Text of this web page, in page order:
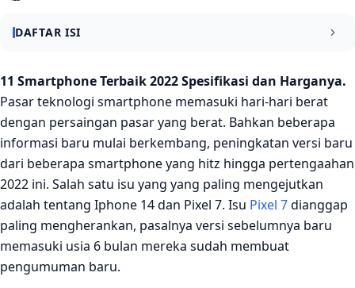
DAFTAR ISI
Smartphone Terbaik 2022 Spesifikasi dan Harganya
1. iPhoe 14
2. iPhone 13
4. Galaxy S22 plus
5. iPhone 13 Pro Max
6. iPhone 13 Mini
7. Galaxy S22 Ultra
11 Smartphone Terbaik 2022 Spesifikasi dan Harganya.
Pasar teknologi smartphone memasuki hari-hari berat
dengan persaingan pasar yang berat. Bahkan beberapa
informasi baru mulai berkembang, peningkatan versi baru
dari beberapa smartphone yang hitz hingga pertengaahan
2022 ini. Salah satu isu yang yang paling mengejutkan
adalah tentang Iphone 14 dan Pixel 7. Isu Pixel 7dianggap
paling mengherankan, pasalnya versi sebelumnya baru
memasuki usia 6 bulan mereka sudah membuat
pengumuman baru.